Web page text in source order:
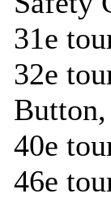
31e
32e
40e
46e